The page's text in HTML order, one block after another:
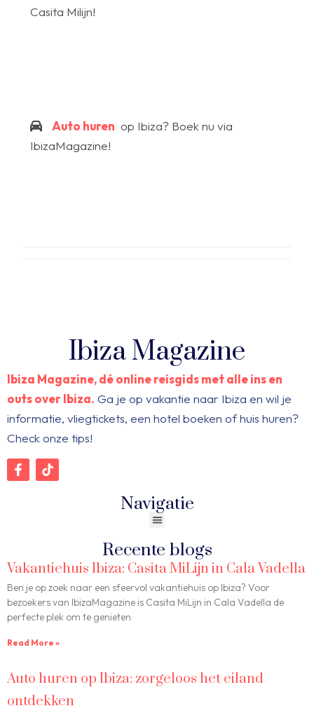
Casita Milijn!
Auto huren op Ibiza? Boek nu via
IbizaMagazine!
Ibiza Magazine
Ibiza Magazine, dé online reisgids met alle ins en
outs over Ibiza. Ga je op vakantie naar Ibiza en wil je
informatie, vliegtickets, een hotel boeken of huis huren?
Check onze tips!
Navigatie
Recente blogs
Vakantiehuis Ibiza: Casita MiLijn in Cala Vadella
Ben je op zoek naar een sfeervol vakantiehuis op Ibiza? Voor
bezoekers van IbizaMagazine is Casita MiLijn in Cala Vadella de
perfecte plek om te genieten
Read More »
Auto huren op Ibiza: zorgeloos het eiland
ontdekken